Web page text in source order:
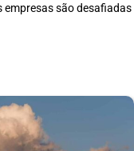
empresas são desafiadas